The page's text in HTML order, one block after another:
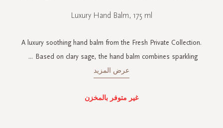
gallery
Luxury Hand Balm, 175 ml
A luxury soothing hand balm from the Fresh Private Collection.
Based on clary sage, the hand balm combines sparkling
...
عرض المزيد
غير متوفر بالمخزن